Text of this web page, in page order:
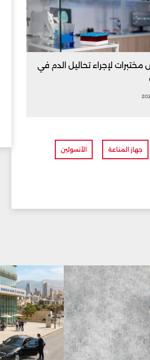
مختبرات لإجراء تحاليل الدم في
جهاز المناعة الأنسولين